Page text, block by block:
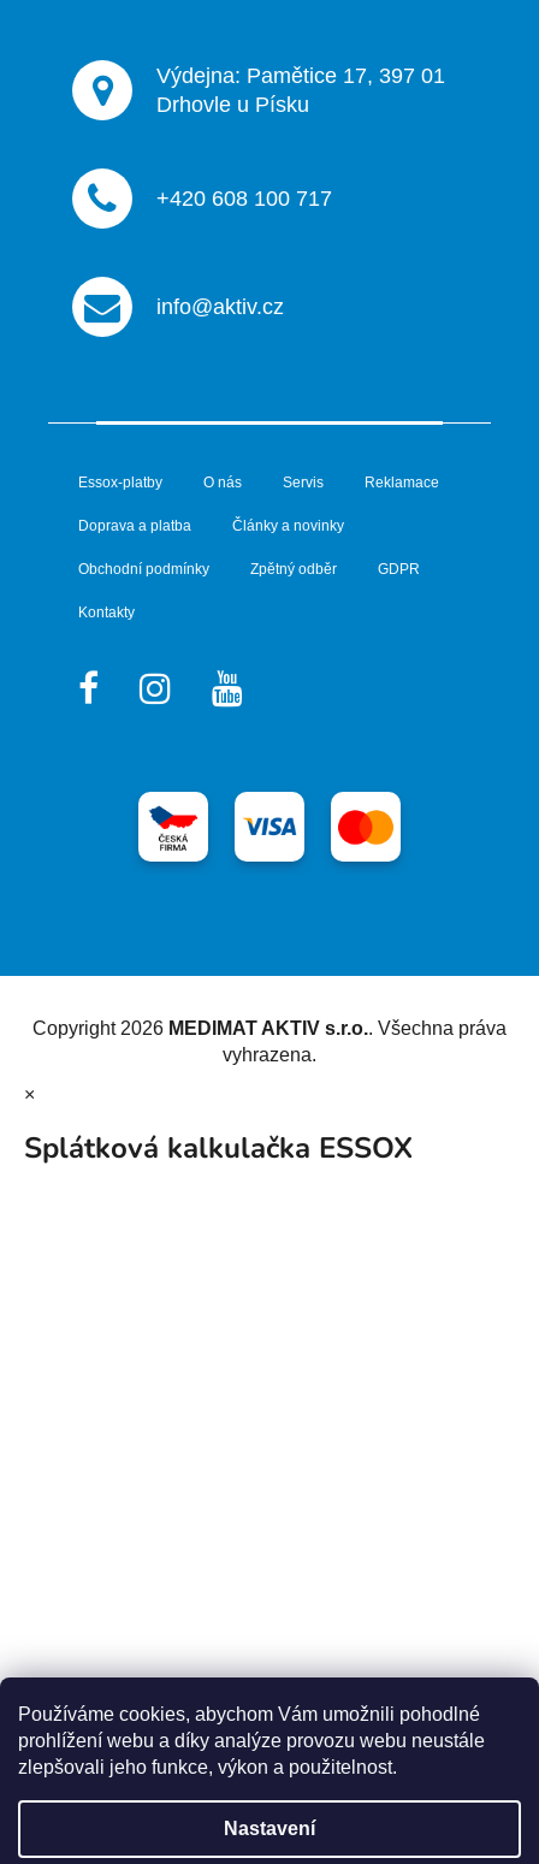
Používáme cookies, abychom Vám umožnili pohodlné
prohlížení webu a díky analýze provozu webu neustále
zlepšovali jeho funkce, výkon a použitelnost.
Nastavení
Výdejna: Pamětice 17, 397 01
Drhovle u Písku
+420 608 100 717
info@aktiv.cz
Essox-platby O nás Servis Reklamace
Doprava a platba Články a novinky
Obchodní podmínky Zpětný odběr GDPR
Kontakty
Copyright 2026 MEDIMAT AKTIV s.r.o.. Všechna práva
vyhrazena.
×
Splátková kalkulačka ESSOX